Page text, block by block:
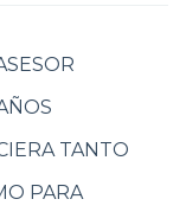
TANTO
PARA